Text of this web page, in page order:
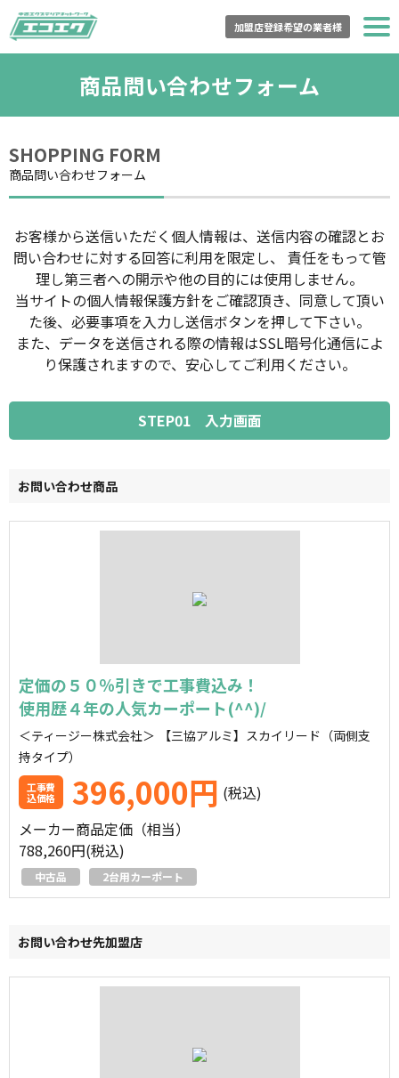
加盟店登録希望の業者様
トップページ
エコエクとは？
商品一覧
登録加盟店一覧
購入の流れ
買取の流れ
よくある質問
運営会社情報
個人情報保護方針
商品問い合わせフォーム
SHOPPING FORM
商品問い合わせフォーム
お客様から送信いただく個人情報は、送信内容の確認とお
問い合わせに対する回答に利用を限定し、 責任をもって管
理し第三者への開示や他の目的には使用しません。
当サイトの個人情報保護方針をご確認頂き、同意して頂い
た後、必要事項を入力し送信ボタンを押して下さい。
また、データを送信される際の情報はSSL暗号化通信によ
り保護されますので、安心してご利用ください。
STEP01 入力画面
お問い合わせ商品
定価の５０％引きで工事費込み！
使用歴４年の人気カーポート(^^)/
＜ティージー株式会社＞
【三協アルミ】スカイリード（両側支
持タイプ）
工事費
込価格 396,000円 (税込)
メーカー商品定価（相当）
788,260円(税込)
中古品 2台用カーポート
お問い合わせ先加盟店